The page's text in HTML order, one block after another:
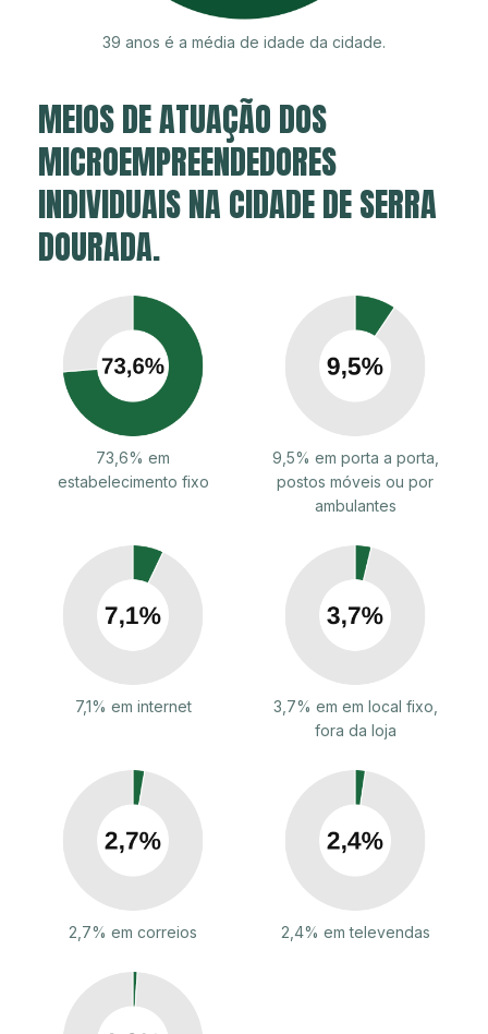
39 anos é a média de idade da cidade.
MEIOS DE ATUAÇÃO DOS
MICROEMPREENDEDORES
INDIVIDUAIS NA CIDADE DE SERRA
DOURADA.
73,6% em
estabelecimento fixo
9,5% em porta a porta,
postos móveis ou por
ambulantes
7,1% em internet
3,7% em em local fixo,
fora da loja
2,7% em correios 2,4% em televendas